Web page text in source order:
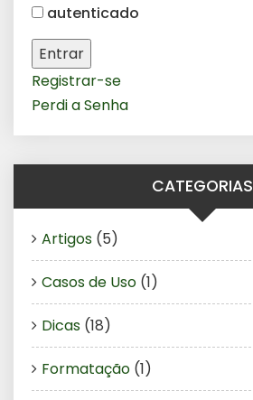
autenticado
Entrar
Registrar-se
Perdi a Senha
CATEGORIAS
Artigos (5)
Casos de Uso (1)
Dicas (18)
Formatação (1)